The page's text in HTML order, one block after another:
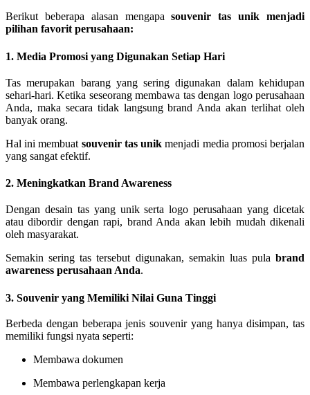
Berikut beberapa alasan mengapasouvenir tas unik menjadi
pilihan favorit perusahaan:
1. Media Promosi yang Digunakan Setiap Hari
Tas merupakan barang yang sering digunakan dalam kehidupan
sehari-hari. Ketika seseorang membawa tas dengan logo perusahaan
Anda, maka secara tidak langsung brand Anda akan terlihat oleh
banyak orang.
Hal ini membuat souvenir tas unik menjadi media promosi berjalan
yang sangat efektif.
2. Meningkatkan Brand Awareness
Dengan desain tas yang unik serta logo perusahaan yang dicetak
atau dibordir dengan rapi, brand Anda akan lebih mudah dikenali
oleh masyarakat.
Semakin sering tas tersebut digunakan, semakin luas pula brand
awareness perusahaan Anda.
3. Souvenir yang Memiliki Nilai Guna Tinggi
Berbeda dengan beberapa jenis souvenir yang hanya disimpan, tas
memiliki fungsi nyata seperti:
Membawa dokumen
Membawa perlengkapan kerja